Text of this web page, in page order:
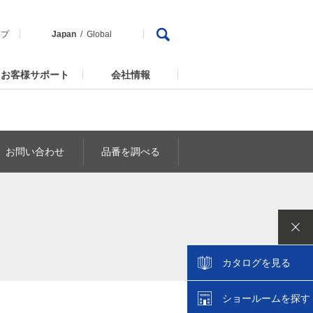
Japan Global
お客様サポート 会社情報
お問い合わせ 品番を調べる
カタログを見る
ショールームを探す